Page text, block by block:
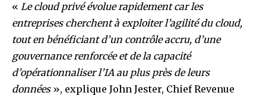
« Le cloud privé évolue rapidement car les
entreprises cherchent à exploiter l’agilité du cloud,
tout en bénéficiant d’un contrôle accru, d’une
gouvernance renforcée et de la capacité
d’opérationnaliser l’IA au plus près de leurs
données», explique John Jester, Chief Revenue